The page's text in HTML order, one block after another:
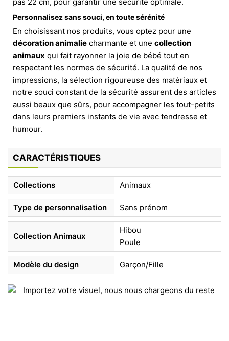
Personnalisez sans souci, en toute sérénité
En choisissant nos produits, vous optez pour une
décoration animalie charmante et une collection
animaux qui fait rayonner la joie de bébé tout en
respectant les normes de sécurité. La qualité de nos
impressions, la sélection rigoureuse des matériaux et
notre souci constant de la sécurité assurent des articles
aussi beaux que sûrs, pour accompagner les tout-petits
dans leurs premiers instants de vie avec tendresse et
humour.
CARACTÉRISTIQUES
Collections Animaux
Type de personnalisation Sans prénom
Collection Animaux
Hibou
Poule
Modèle du design Garçon/Fille